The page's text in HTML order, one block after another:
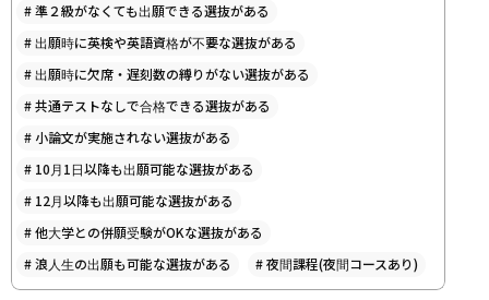
#準２級がなくても出願できる選抜がある
#出願時に英検や英語資格が不要な選抜がある
#出願時に欠席・遅刻数の縛りがない選抜がある
#共通テストなしで合格できる選抜がある
# 小論文が実施されない選抜がある
# 10月1日以降も出願可能な選抜がある
# 12月以降も出願可能な選抜がある
#他大学との併願受験がOKな選抜がある
#浪人生の出願も可能な選抜がある #夜間課程(夜間コースあり)